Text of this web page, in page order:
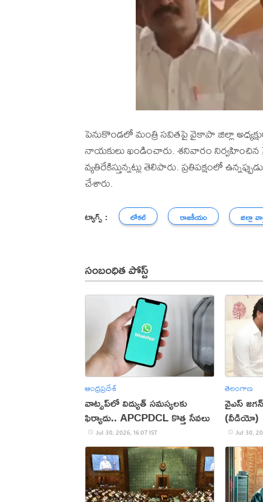
పెనుకొండలో మంత్రి సవితపై వైకాపా జిల్లా
నాయకులు ఖండించారు. శనివారం నిర్వహించిన
వ్యతిరేకిస్తున్నట్లు తెలిపారు. ప్రతిపక్షంలో
చేశారు.
ట్యాగ్స్ : లోకల్ రాజకీయం జిల్లా
సంబంధిత పోస్ట్
ఆంధ్రప్రదేశ్
వాట్సప్‌లో విద్యుత్ సమస్యలకు
ఫిర్యాదు.. APCPDCL కొత్త సేవలు
Jul 30, 2026, 16:07 IST
తెలంగాణ
వైఎస్
(వీడియో)
Jul 30,